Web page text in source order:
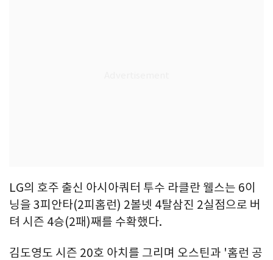
LG의 호주 출신 아시아쿼터 투수 라클란 웰스는 6이
닝을 3피안타(2피홈런) 2볼넷 4탈삼진 2실점으로 버
텨 시즌 4승(2패)째를 수확했다.
김도영도 시즌 20호 아치를 그리며 오스틴과 '홈런 공